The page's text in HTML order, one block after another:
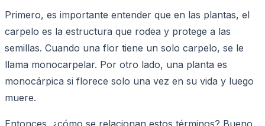
Primero, es importante entender que en las plantas, el
carpelo es la estructura que rodea y protege a las
semillas. Cuando una flor tiene un solo carpelo, se le
llama monocarpelar. Por otro lado, una planta es
monocárpica si florece solo una vez en su vida y luego
muere.
Entonces, ¿cómo se relacionan estos términos? Bueno,